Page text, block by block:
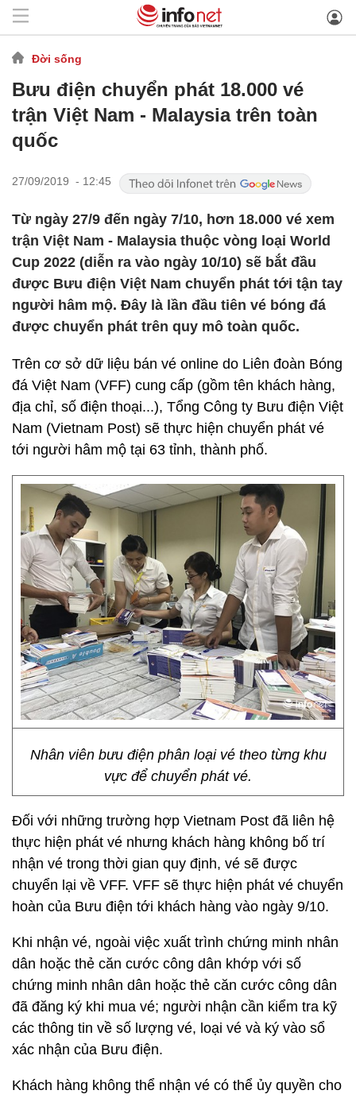
Đời sống
Bưu điện chuyển phát 18.000 vé
trận Việt Nam - Malaysia trên toàn
quốc
27/09/2019 - 12:45
Từ ngày 27/9 đến ngày 7/10, hơn 18.000 vé xem
trận Việt Nam - Malaysia thuộc vòng loại World
Cup 2022 (diễn ra vào ngày 10/10) sẽ bắt đầu
được Bưu điện Việt Nam chuyển phát tới tận tay
người hâm mộ. Đây là lần đầu tiên vé bóng đá
được chuyển phát trên quy mô toàn quốc.
Trên cơ sở dữ liệu bán vé online do Liên đoàn Bóng
đá Việt Nam (VFF) cung cấp (gồm tên khách hàng,
địa chỉ, số điện thoại...), Tổng Công ty Bưu điện Việt
Nam (Vietnam Post) sẽ thực hiện chuyển phát vé
tới người hâm mộ tại 63 tỉnh, thành phố.
Nhân viên bưu điện phân loại vé theo từng khu
vực để chuyển phát vé.
Đối với những trường hợp Vietnam Post đã liên hệ
thực hiện phát vé nhưng khách hàng không bố trí
nhận vé trong thời gian quy định, vé sẽ được
chuyển lại về VFF. VFF sẽ thực hiện phát vé chuyển
hoàn của Bưu điện tới khách hàng vào ngày 9/10.
Khi nhận vé, ngoài việc xuất trình chứng minh nhân
dân hoặc thẻ căn cước công dân khớp với số
chứng minh nhân dân hoặc thẻ căn cước công dân
đã đăng ký khi mua vé; người nhận cần kiểm tra kỹ
các thông tin về số lượng vé, loại vé và ký vào sổ
xác nhận của Bưu điện.
Khách hàng không thể nhận vé có thể ủy quyền cho